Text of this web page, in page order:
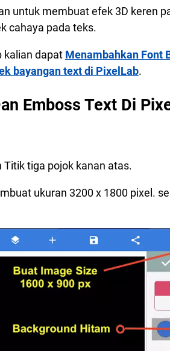
untuk membuat efek 3D keren
cahaya pada teks.
kalian dapat Menambahkan Font
bayangan text di PixelLab.
Emboss Text Di
tiga pojok kanan atas.
ukuran 3200 x 1800 pixel.